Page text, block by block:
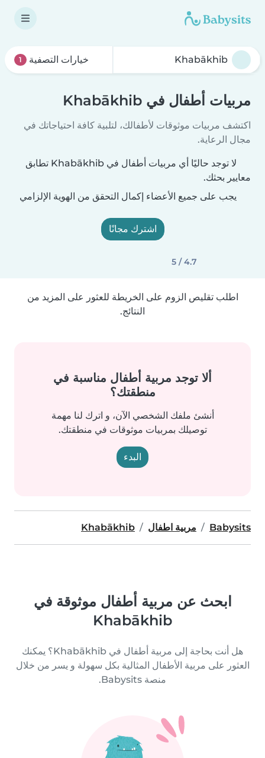
خيارات التصفية 1
مربيات أطفال في Khabākhib
اكتشف مربيات موثوقات لأطفالك، لتلبية كافة احتياجاتك في
مجال الرعاية.
لا توجد حاليًا أي مربيات أطفال في Khabākhib تطابق
معايير بحثك.
يجب على جميع الأعضاء إكمال التحقق من الهوية الإلزامي
اشترك مجانًا
4.7 / 5
اطلب تقليص الزوم على الخريطة للعثور على المزيد من
النتائج.
ألا توجد مربية أطفال مناسبة في
منطقتك؟
أنشئ ملفك الشخصي الآن، و اترك لنا مهمة
توصيلك بمربيات موثوقات في منطقتك.
البدء
Babysits مربية اطفال Khabākhib
ابحث عن مربية أطفال موثوقة في
Khabākhib
هل أنت بحاجة إلى مربية أطفال في Khabākhib؟ يمكنك
العثور على مربية الأطفال المثالية بكل سهولة و يسر من خلال
منصة Babysits.